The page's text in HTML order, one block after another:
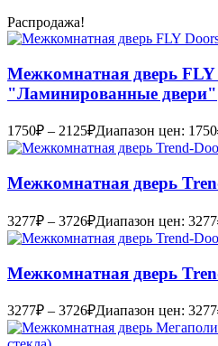
Распродажа!
Межкомнатная дверь FLY
"Ламинированные двери"
1750₽ – 2125₽Диапазон цен:
Межкомнатная дверь
3277₽ – 3726₽Диапазон цен:
Межкомнатная дверь
3277₽ – 3726₽Диапазон цен: